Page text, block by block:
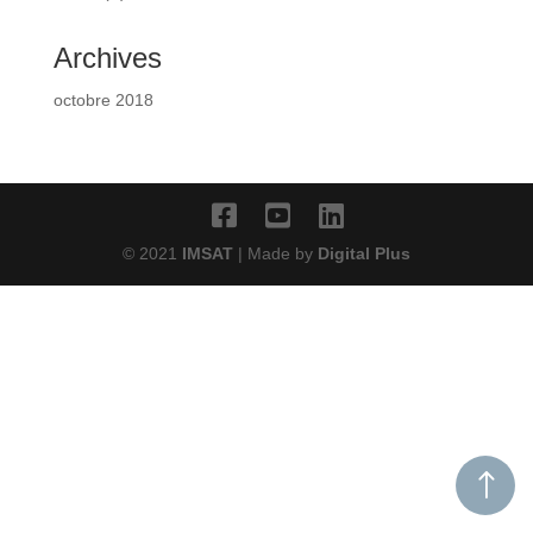
Archives
octobre 2018
© 2021 IMSAT | Made by Digital Plus